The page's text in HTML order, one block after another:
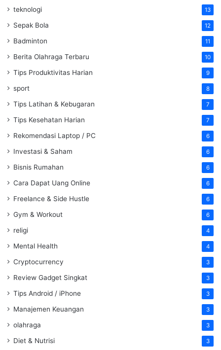
teknologi 13
Sepak Bola 12
Badminton 11
Berita Olahraga Terbaru 10
Tips Produktivitas Harian 9
sport 8
Tips Latihan & Kebugaran 7
Tips Kesehatan Harian 7
Rekomendasi Laptop / PC 6
Investasi & Saham 6
Bisnis Rumahan 6
Cara Dapat Uang Online 6
Freelance & Side Hustle 6
Gym & Workout 6
religi 4
Mental Health 4
Cryptocurrency 3
Review Gadget Singkat 3
Tips Android / iPhone 3
Manajemen Keuangan 3
olahraga 3
Diet & Nutrisi 3